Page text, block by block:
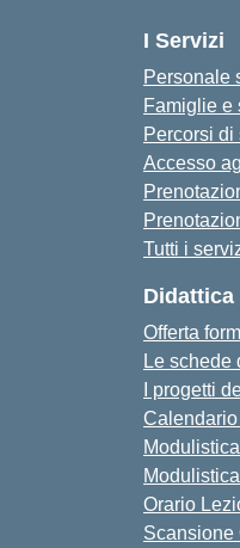
I Servizi
Personale
Famiglie e
Percorsi di
Accesso
Tutti i
Didattica
Offerta
Le schede
I progetti
Orario
Scansione